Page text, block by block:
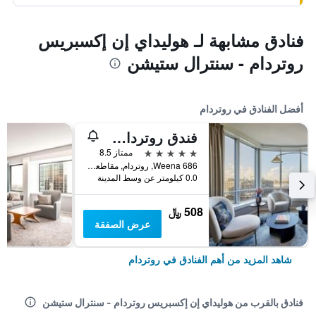
فنادق مشابهة لـ هوليداي إن إكسبريس
روتردام - سنترال ستيشن
أفضل الفنادق في روتردام
فندق روتردام ماريوت
5 نجوم
ممتاز 8.5
Weena 686, روتردام, مقاطعة جنوب هولندا, هولندا
0.0 كيلومتر عن وسط المدينة
508 ﷼
عرض الصفقة
شاهد المزيد من أهم الفنادق في روتردام
فنادق بالقرب من هوليداي إن إكسبريس روتردام - سنترال ستيشن